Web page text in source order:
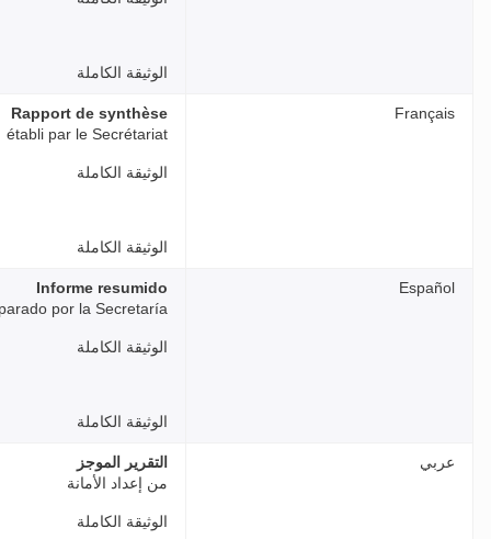
الوثيقة الكاملة
Français
Rapport de synthèse
établi par le Secrétariat
الوثيقة الكاملة
الوثيقة الكاملة
Español
Informe resumido
por la Secretaría
الوثيقة الكاملة
الوثيقة الكاملة
عربي
التقرير الموجز
من إعداد الأمانة
الوثيقة الكاملة